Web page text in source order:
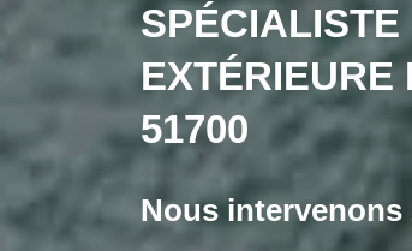
SPÉCIALISTE
EXTÉRIEURE
51700
Nous intervenons